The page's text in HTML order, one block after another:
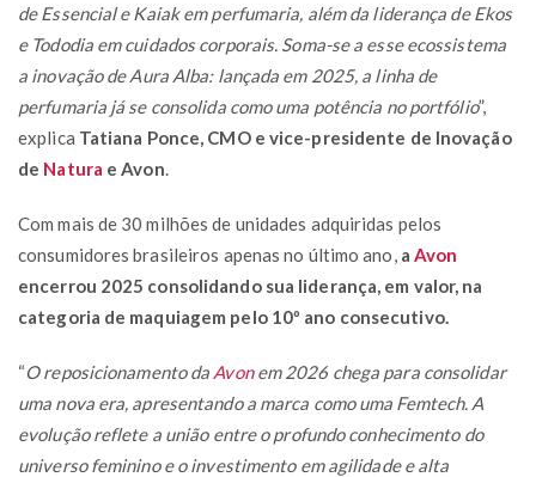
de Essencial e Kaiak em perfumaria, além da liderança de Ekos
e Tododia em cuidados corporais. Soma-se a esse ecossistema
a inovação deAura Alba: lançada em 2025, a linha de
perfumaria já se consolida como uma potência no portfólio”,
explica Tatiana Ponce, CMO e vice-presidente de Inovação
de Natura e Avon
Com mais de 30 milhões de unidades adquiridas pelos
consumidores brasileiros apenas no último ano, a Avon
encerrou 2025 consolidando sua liderança, em valor, na
categoria de maquiagem pelo 10º ano consecutivo.
“O reposicionamento da Avonem 2026 chega para consolidar
uma nova era, apresentando a marca como uma Femtech. A
evolução reflete a união entre o profundo conhecimento do
universo feminino e o investimento em agilidade e alta